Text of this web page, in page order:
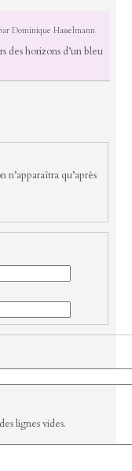
Dominique Hasselmann
des horizons d’un bleu
qu’après
lignes vides.